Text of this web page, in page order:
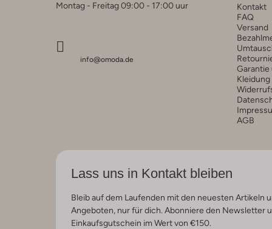
Montag - Freitag 09:00 - 17:00 uur
info@omoda.de
Kontakt
FAQ
Versand
Garantie
AGB
Lass uns in Kontakt bleiben
Bleib auf dem Laufenden mit den neuesten Artikeln
Angeboten, nur für dich. Abonniere den Newsletter
Einkaufsgutschein im Wert von €150.